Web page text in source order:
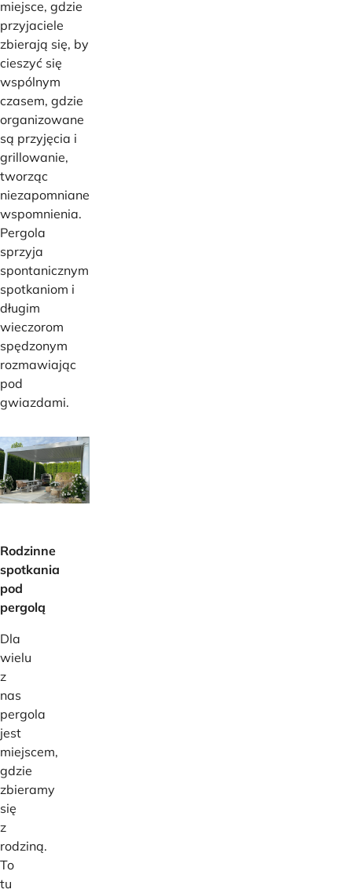
miejsce, gdzie
przyjaciele
zbierają się, by
cieszyć się
wspólnym
czasem, gdzie
organizowane
są przyjęcia i
grillowanie,
tworząc
niezapomniane
wspomnienia.
Pergola
sprzyja
spontanicznym
spotkaniom i
długim
wieczorom
spędzonym
rozmawiając
pod
gwiazdami.
Rodzinne
spotkania
pod
pergolą
Dla
wielu
z
nas
pergola
jest
miejscem,
gdzie
zbieramy
się
z
rodziną.
To
tu